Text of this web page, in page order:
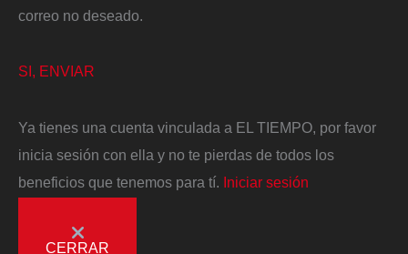
correo no deseado.
SI, ENVIAR
Ya tienes una cuenta vinculada a EL TIEMPO, por favor
inicia sesión con ella y no te pierdas de todos los
beneficios que tenemos para tí. Iniciar sesión
CERRAR